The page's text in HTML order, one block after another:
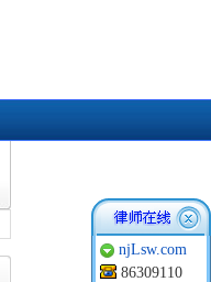
njLsw.com
86309110